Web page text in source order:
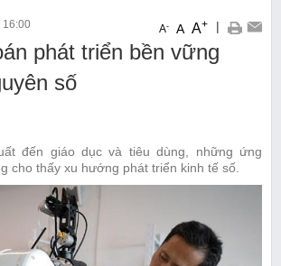
16:00 A- A A+ |
phát triển bền vững
số
đến giáo dục và tiêu dùng, những ứng
cho thấy xu hướng phát triển kinh tế số.